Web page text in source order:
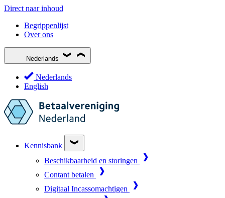
Direct naar inhoud
Begrippenlijst
Over ons
Nederlands
Nederlands
English
Kennisbank
Beschikbaarheid en storingen
Contant betalen
Digitaal Incassomachtigen